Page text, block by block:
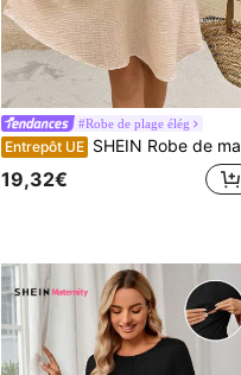
#Robe de plage élég
Entrepôt UE SHEIN Robe de maternité avec col bateau, couleur unie, avec décoration de nœud papillon à la taille
19,32€